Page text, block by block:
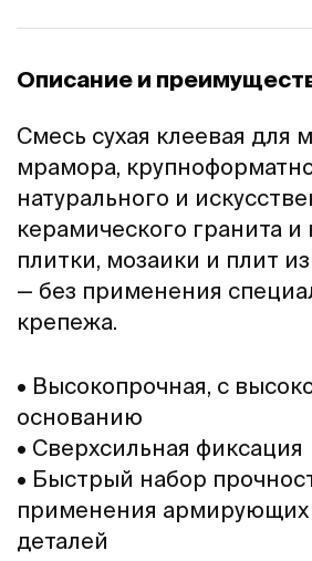
Описание и
Смесь сухая клеевая для
мрамора,
натурального и
керамического гранита и
плитки, мозаики и плит
— без применения
крепежа.
• Высокопрочная, с
основанию
• Сверхсильная фиксация
• Быстрый набор
применения армирующих
деталей